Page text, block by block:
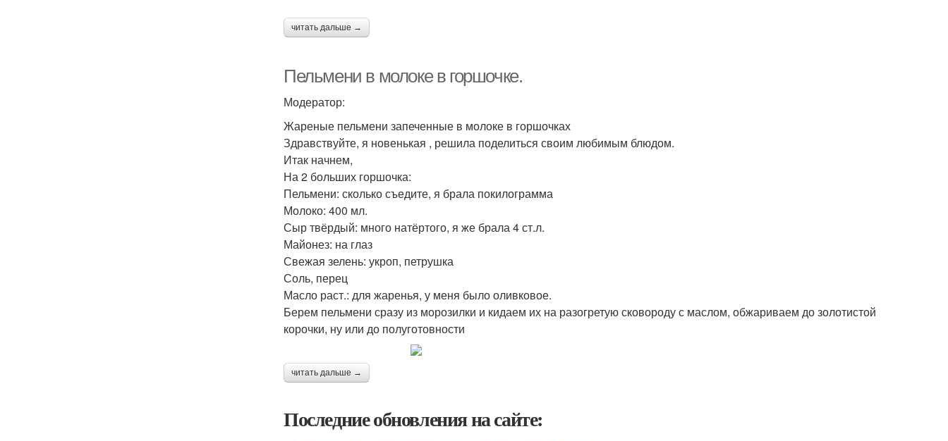
читать дальше →
Пельмени в молоке в горшочке.
Модератор:
Жареные пельмени запеченные в молоке в горшочках
Здравствуйте, я новенькая , решила поделиться своим любимым блюдом.
Итак начнем,
На 2 больших горшочка:
Пельмени: сколько съедите, я брала покилограмма
Молоко: 400 мл.
Сыр твёрдый: много натёртого, я же брала 4 ст.л.
Майонез: на глаз
Свежая зелень: укроп, петрушка
Соль, перец
Масло раст.: для жаренья, у меня было оливковое.
Берем пельмени сразу из морозилки и кидаем их на разогретую сковороду с маслом, обжариваем до золотистой
корочки, ну или до полуготовности
читать дальше →
Последние обновления на сайте: